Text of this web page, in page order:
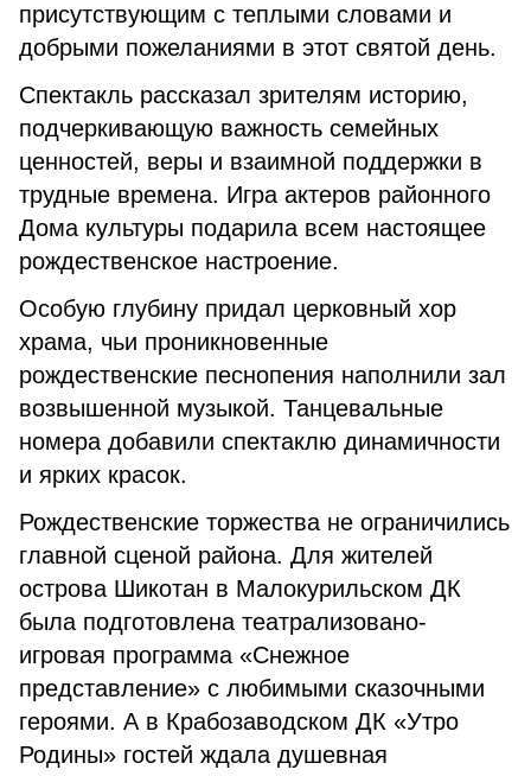
присутствующим с теплыми словами и
добрыми пожеланиями в этот святой день.
Спектакль рассказал зрителям историю,
подчеркивающую важность семейных
ценностей, веры и взаимной поддержки в
трудные времена. Игра актеров районного
Дома культуры подарила всем настоящее
рождественское настроение.
Особую глубину придал церковный хор
храма, чьи проникновенные
рождественские песнопения наполнили зал
возвышенной музыкой. Танцевальные
номера добавили спектаклю динамичности
и ярких красок.
Рождественские торжества не ограничились
главной сценой района. Для жителей
острова Шикотан в Малокурильском ДК
была подготовлена театрализовано-
игровая программа «Снежное
представление» с любимыми сказочными
героями. А в Крабозаводском ДК «Утро
Родины» гостей ждала душевная